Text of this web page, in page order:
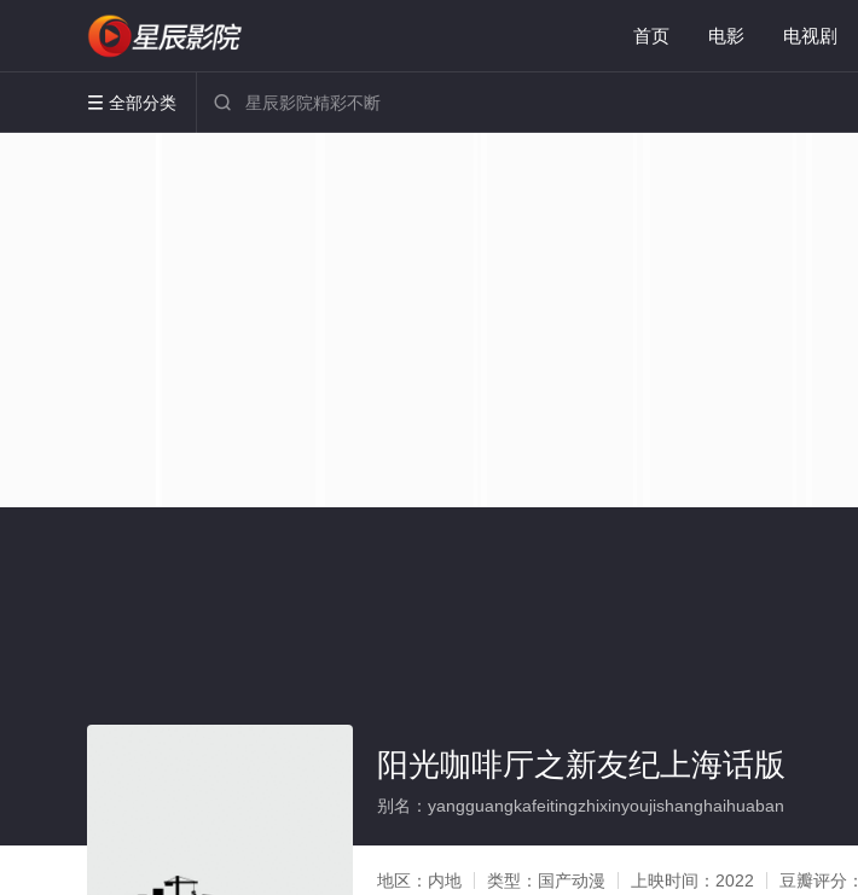
首页 电影 电视剧
 全部分类 
阳光咖啡厅之新友纪上海话版
别名：yangguangkafeitingzhixinyoujishanghaihuaban
地区： 内地 类型： 国产动漫 上映时间： 2022 豆瓣评分：